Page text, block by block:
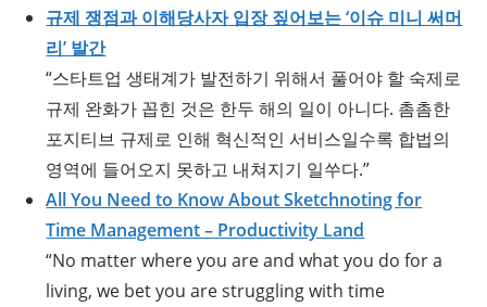
규제 쟁점과 이해당사자 입장 짚어보는 ‘이슈 미니 써머
리’ 발간
“스타트업 생태계가 발전하기 위해서 풀어야 할 숙제로
규제 완화가 꼽힌 것은 한두 해의 일이 아니다. 촘촘한
포지티브 규제로 인해 혁신적인 서비스일수록 합법의
영역에 들어오지 못하고 내쳐지기 일쑤다.”
All You Need to Know About Sketchnoting for
Time Management – Productivity Land
“No matter where you are and what you do for a
living, we bet you are struggling with time